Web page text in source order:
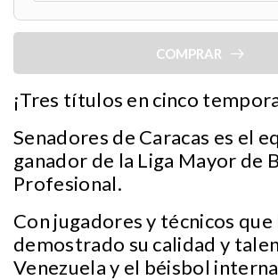
COMPRAR
¡Tres títulos en cinco
Senadores de Caracas es el
ganador de la Liga Mayor de
Profesional.
Con jugadores y técnicos que
demostrado su calidad y
Venezuela y el béisbol